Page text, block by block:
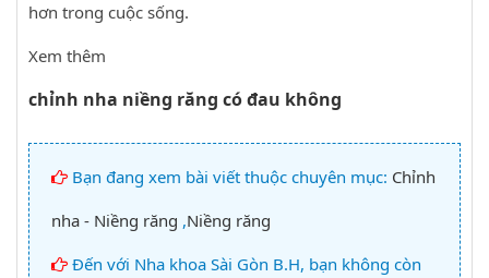
hơn trong cuộc sống.
Xem thêm
chỉnh nha niềng răng có đau không
Bạn đang xem bài viết thuộc chuyên mục: Chỉnh
nha - Niềng răng ,Niềng răng
Đến với Nha khoa Sài Gòn B.H, bạn không còn